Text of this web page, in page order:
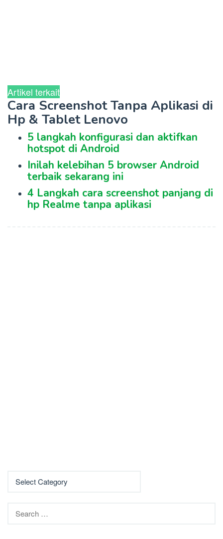
Artikel terkait
Cara Screenshot Tanpa Aplikasi di
Hp & Tablet Lenovo
5 langkah konfigurasi dan aktifkan
hotspot di Android
Inilah kelebihan 5 browser Android
terbaik sekarang ini
4 Langkah cara screenshot panjang di
hp Realme tanpa aplikasi
for: